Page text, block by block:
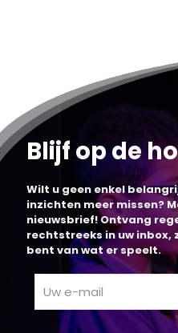
Blijf op de
Wilt u geen enkel
inzichten meer missen?
nieuwsbrief! Ontvang
rechtstreeks in uw
bent van wat er speelt.